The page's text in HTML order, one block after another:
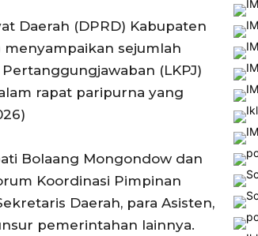
Daerah (DPRD) Kabupaten
menyampaikan sejumlah
(LKPJ)
rapat paripurna yang
Bolaang Mongondow dan
Koordinasi Pimpinan
Daerah, para Asisten,
pemerintahan lainnya.